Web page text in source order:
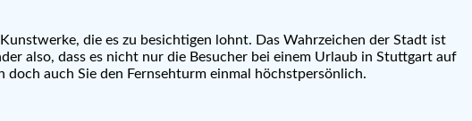
die es zu besichtigen lohnt. Das Wahrzeichen der Stadt ist
also, dass es nicht nur die Besucher bei einem Urlaub in Stuttgart auf
auch Sie den Fernsehturm einmal höchstpersönlich.